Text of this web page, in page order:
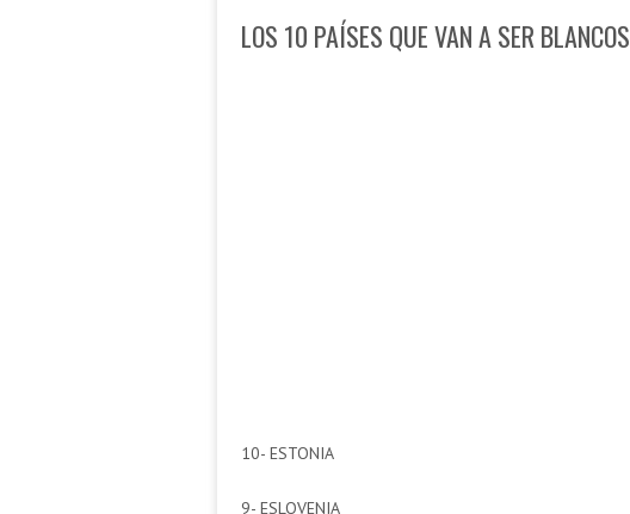
LOS 10 PAÍSES QUE VAN A SER BLANCOS
10- ESTONIA
9- ESLOVENIA